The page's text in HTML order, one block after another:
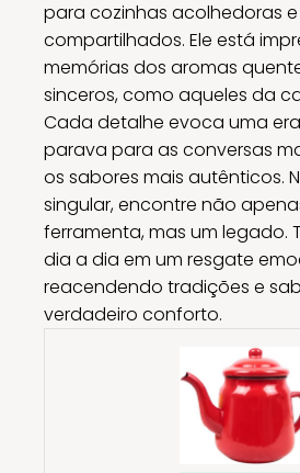
para cozinhas acolhedoras e
compartilhados. Ele está
memórias dos aromas
sinceros, como aqueles da
Cada detalhe evoca uma
parava para as conversas
os sabores mais autênticos.
singular, encontre não
ferramenta, mas um legado.
dia a dia em um resgate
reacendendo tradições e
verdadeiro conforto.